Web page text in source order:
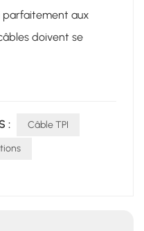
parfaitement aux
doivent se
: Câble TPI